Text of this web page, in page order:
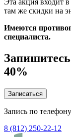
Эта акция входит
там же скидки на
Имеются
специалиста.
40%
Записаться
Запись по телефону
8 (812) 250-22-12